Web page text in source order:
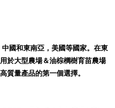
國和東南亞，美國等國家。在東
於大型農場＆油棕櫚樹育苗農場
質量產品的第一個選擇。